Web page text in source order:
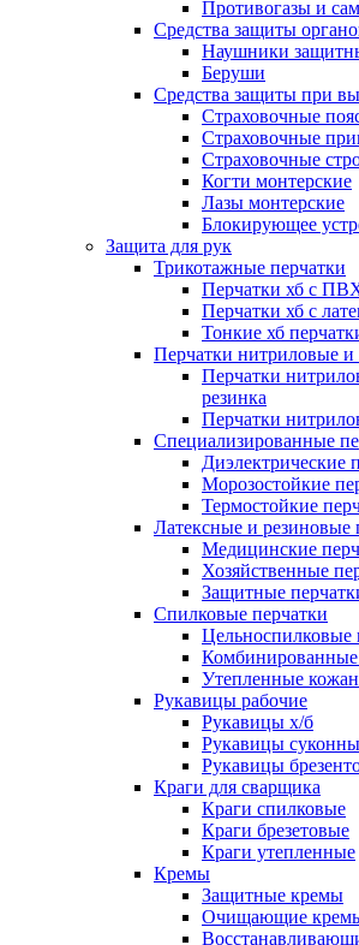
Противогазы и
Средства защиты
Наушники
Беруши
Средства защиты при
Страховочные
Страховочные
Страховочные
Когти монтерские
Лазы монтерские
Блокирующее
Защита для рук
Трикотажные перчатки
Перчатки хб с
Перчатки хб с
Тонкие хб
Перчатки нитриловые
Перчатки
резинка
Перчатки
Специализированные
Диэлектрические
Морозостойкие
Термостойкие
Латексные и резиновые
Медицинские
Хозяйственные
Защитные
Спилковые перчатки
Цельноспилковые
Комбинированные
Утепленные
Рукавицы рабочие
Рукавицы х/б
Рукавицы
Рукавицы
Краги для сварщика
Краги спилковые
Краги брезетовые
Краги утепленные
Кремы
Защитные кремы
Очищающие